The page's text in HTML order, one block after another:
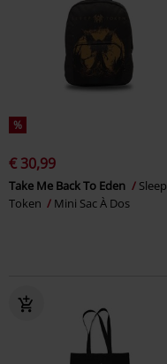
%
€ 30,99
Take Me Back To Eden
Sleep
Token
Mini Sac À Dos